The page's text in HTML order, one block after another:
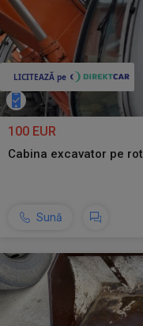
100 EUR
Cabina excavator pe
Sună